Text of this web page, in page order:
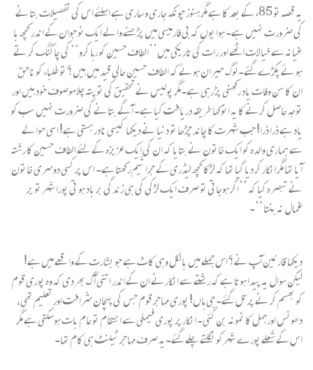
یہ قصہ تو 85ء کے بعد کا ہے مگر ہنوز چونکہ جاری و ساری ہے اسلئے اس کی تفصیلات بتانے
کی ضرورت نہیں ہے۔ ہوا یوں کہ بی فارمیسی میں پڑھنے والے ایک نو جوان کے اندر کچھ با
غیانہ سے خیالات اٹھے اور رات کی تاریکی میں’’الطاف حسین کو رہا کرو‘‘ کی چاکنگ کر تے
ہو ئے پکڑے گئے۔ لوگ حیران ہوئے کہ الطاف حسین حالی قید میں ہیں؟ تو طلباء کو ناحق
ان کا سن وفات یاد رکھنی پڑ رہی ہے۔مگر پولیس نے تحقیق کی تو پتہ چلا موصوف خود ہیں اور
توجہ حاصل کرنے کا یہ انوکھا طریقہ دریافت کیا ہے۔ آ گے بتانے کی ضرورت نہیں سب کو
یاد ہے ذرا ذرا! جب شہرت کا چاند چڑھا تو دنیا نے دیکھا کیسی نادر ہستی ہے! اسی حوالے
سے ہماری والدہ کو ایک خاتون نے بتایا کہ ان کی ایک عزیزہ کے لئے الطاف حسین کا رشتہ
آ یا تھا مگر انکار کر دیا گیا تھا کہ لڑکا کچھ لیڈری کے جرا ثیم رکھتا ہے۔ اس پر کسی دوسری خاتون
نے تبصرہ کیا کہ ’’اگر ہوجاتی تو صرف ایک لڑکی کی ہی زندگی بر باد ہو تی پورا شہر تو یر
غمال نہ بنتا‘‘۔
دیکھا قارئین آپ نے؟ اس جملے میں بالکل وہی کاٹ ہے جو بشارت کے واقعے میں ہے!
لیکن سوال یہ پیدا ہوتا ہے کہ رشتے سے انکارنے ان کے اندر اتنی آ گ بھردی کہ وہ پوری قوم
کو بھسم کر نے پر تل گئے۔ جی ہاں! پوری مہاجر قوم جس کی پہچان شرافت اور تعلیم تھی،
دھونس اورجہل کا نمونہ بن گئی۔ انکار پر پوری فیملی سے انتقام تو عام بات ہوسکتی ہے مگر
اس کے شعلے پورے شہرکو نگلتے چلے گئے۔یہ صرف مہاجر ٹیلنٹ ہی کام تھا۔